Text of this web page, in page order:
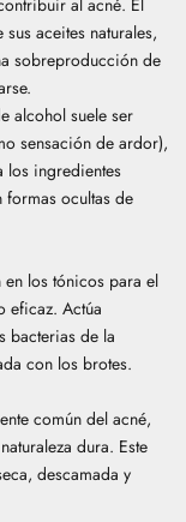
aceites naturales,
sobreproducción de
alcohol suele ser
sensación de ardor),
los ingredientes
ocultas de
los tónicos para el
eficaz. Actúa
bacterias de la
con los brotes.
común del acné,
dura. Este
descamada y